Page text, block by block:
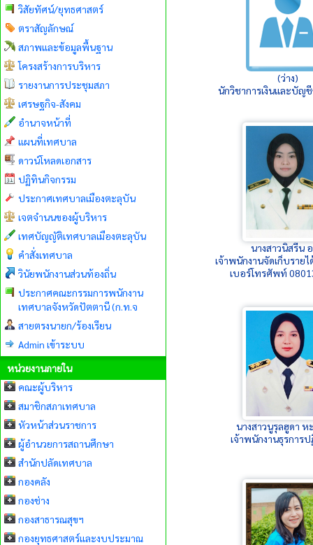
วิสัยทัศน์/ยุทธศาสตร์
ตราสัญลักษณ์
สภาพและข้อมูลพื้นฐาน
โครงสร้างการบริหาร
รายงานการประชุมสภา
เศรษฐกิจ-สังคม
อำนาจหน้าที่
แผนที่เทศบาล
ดาวน์โหลดเอกสาร
ปฏิทินกิจกรรม
ประกาศเทศบาลเมืองตะลุบัน
เจตจำนนของผู้บริหาร
เทศบัญญัติเทศบาลเมืองตะลุบัน
คำสั่งเทศบาล
วินัยพนักงานส่วนท้องถิ่น
ประกาศคณะกรรมการพนักงาน
เทศบาลจังหวัดปัตตานี (ก.ท.จ
สายตรงนายก/ร้องเรียน
Admin เข้าระบบ
หน่วยงานภายใน
คณะผู้บริหาร
สมาชิกสภาเทศบาล
หัวหน้าส่วนราชการ
ผู้อำนวยการสถานศึกษา
สำนักปลัดเทศบาล
กองคลัง
กองช่าง
กองสาธารณสุขฯ
กองยุทธศาสตร์และงบประมาณ
(ว่าง)
นักวิชาการเงินและบัญ
นางสาวนิสรีน
เจ้าพนักงานจัดเก็บราย
เบอร์โทรศัพท์
นางสาวนูรุลฮูดา ห
เจ้าพนักงานธุรการ